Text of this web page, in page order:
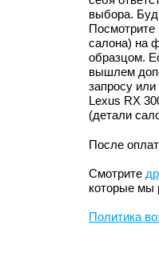
выбора.
Посмотрите
салона) на
образцом.
вышлем
запросу
Lexus RX
(детали
После
Смотрите
которые мы
Политика